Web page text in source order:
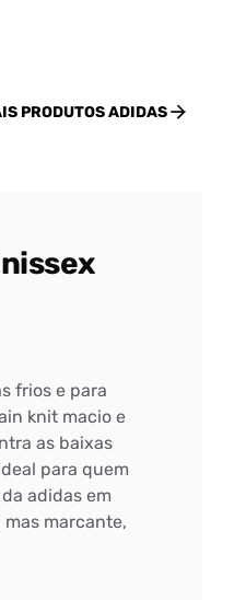
PRODUTOSADIDAS
frios e para
knit macio e
as baixas
para quem
adidas em
marcante,